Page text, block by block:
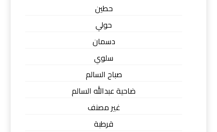
حطين
حولي
دسمان
سلوي
صباح السالم
ضاحية عبدالله السالم
غير مصنف
قرطبة